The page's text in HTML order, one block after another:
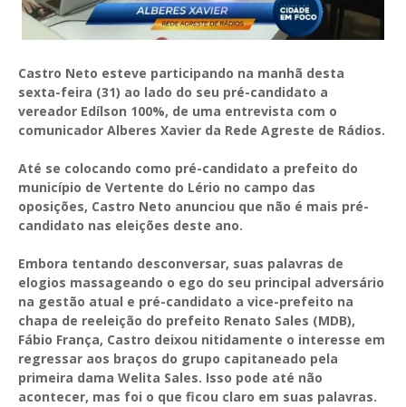
Castro Neto esteve participando na manhã desta
sexta-feira (31) ao lado do seu pré-candidato a
vereador Edílson 100%, de uma entrevista com o
comunicador Alberes Xavier da Rede Agreste de Rádios.
Até se colocando como pré-candidato a prefeito do
município de Vertente do Lério no campo das
oposições, Castro Neto anunciou que não é mais pré-
candidato nas eleições deste ano.
Embora tentando desconversar, suas palavras de
elogios massageando o ego do seu principal adversário
na gestão atual e pré-candidato a vice-prefeito na
chapa de reeleição do prefeito Renato Sales (MDB),
Fábio França, Castro deixou nitidamente o interesse em
regressar aos braços do grupo capitaneado pela
primeira dama Welita Sales. Isso pode até não
acontecer, mas foi o que ficou claro em suas palavras.